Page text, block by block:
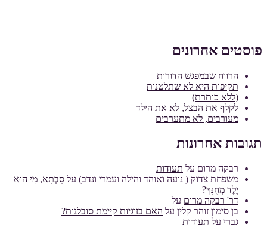
פוסטים אחרונים
הרווח שבמפגש הדורות
תקיפות היא לא שתלטנות
(ללא כותרת)
לקלף את הבצל, לא את הילד
מעורבים, לא מתערבים
תגובות אחרונות
רבקה מרום על תעודות
משפחת צדוק ( נועה ואוהד והילה ועמרי ונדב) על סָבְתָא, מִי הוּא
יֶלֶד מְחֻנָּךְ?
דר' רבקה מרום על
בן סימון זוהר קלין על האם בזוגיות קיימת סובלנות?
גברי על תעודות